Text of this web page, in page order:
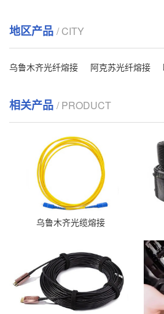
地区产品 / CITY
乌鲁木齐光纤熔接 阿克苏光纤熔接
相关产品 / PRODUCT
乌鲁木齐光缆熔接